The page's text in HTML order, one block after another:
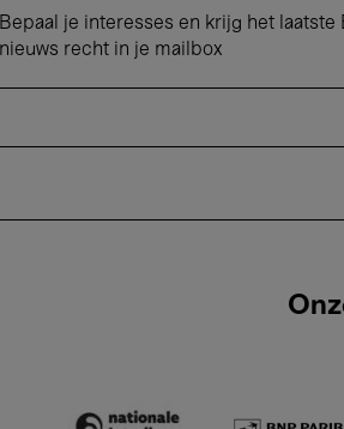
Bepaal je interesses en krijg het laatste
nieuws recht in je mailbox